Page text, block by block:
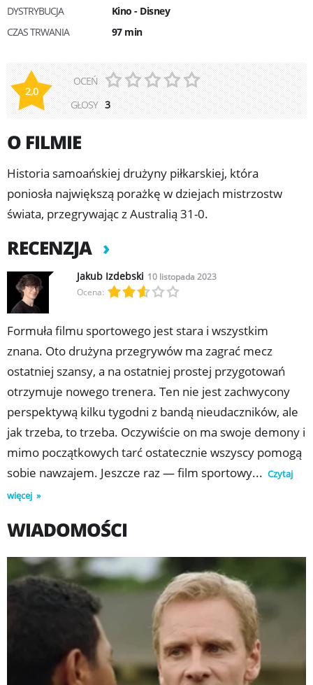
DYSTRYBUCJA
Kino - Disney
CZAS TRWANIA
97 min
2,0
OCEŃ
GŁOSY 3
O FILMIE
Historia samoańskiej drużyny piłkarskiej, która
poniosła największą porażkę w dziejach mistrzostw
świata, przegrywając z Australią 31-0.
RECENZJA
Jakub Izdebski 10 listopada 2023
Ocena:
Formuła filmu sportowego jest stara i wszystkim
znana. Oto drużyna przegrywów ma zagrać mecz
ostatniej szansy, a na ostatniej prostej przygotowań
otrzymuje nowego trenera. Ten nie jest zachwycony
perspektywą kilku tygodni z bandą nieudaczników, ale
jak trzeba, to trzeba. Oczywiście on ma swoje demony i
mimo początkowych tarć ostatecznie wszyscy pomogą
sobie nawzajem. Jeszcze raz — film sportowy... Czytaj
więcej
WIADOMOŚCI